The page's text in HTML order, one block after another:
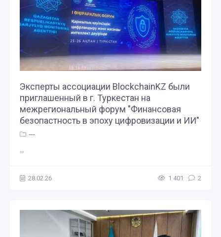
Эксперты ассоциации BlockchainKZ были
приглашенный в г. Туркестан на
межрегиональный форум "Финансовая
безопастность в эпоху цифровизации и ИИ"
---
...
28.02.26 1 401 2